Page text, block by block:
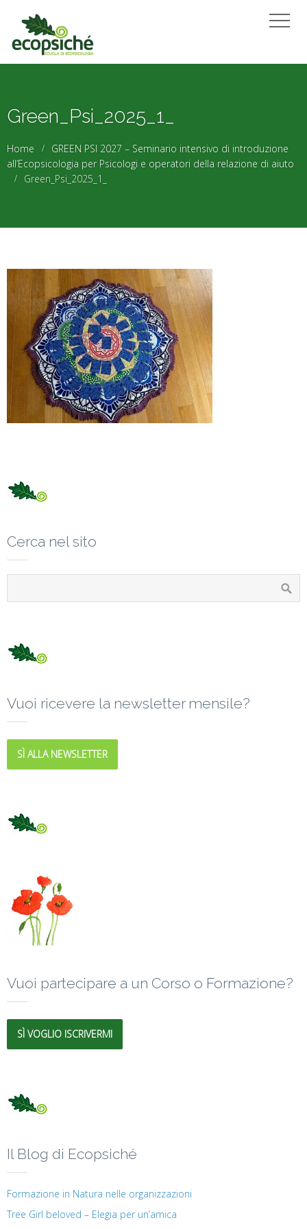
Green_Psi_2025_1_
Home
GREEN PSI 2027 – Seminario intensivo di introduzione
all’Ecopsicologia per Psicologi e operatori della relazione di aiuto
Green_Psi_2025_1_
Cerca nel sito
Vuoi ricevere la newsletter mensile?
SÌ ALLA NEWSLETTER
Vuoi partecipare a un Corso o Formazione?
SÌ VOGLIO ISCRIVERMI
Il Blog di Ecopsiché
Formazione in Natura nelle organizzazioni
Tree Girl beloved – Elegia per un’amica